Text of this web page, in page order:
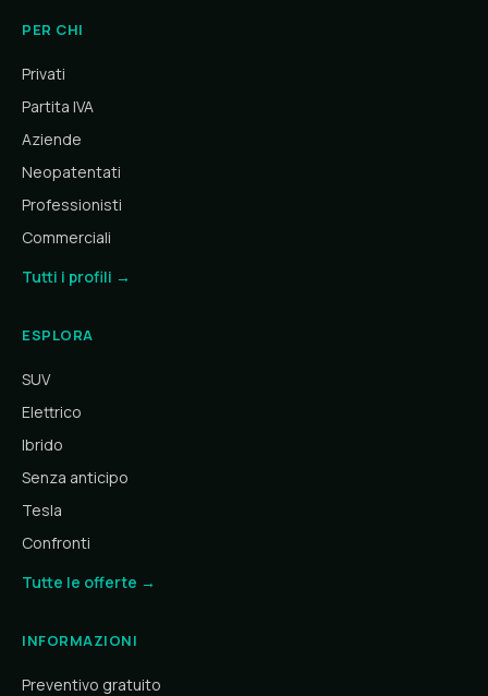
PER CHI
Privati
Partita IVA
Aziende
Neopatentati
Professionisti
Commerciali
Tutti i profili →
ESPLORA
SUV
Elettrico
Ibrido
Senza anticipo
Tesla
Confronti
Tutte le offerte →
INFORMAZIONI
Preventivo gratuito